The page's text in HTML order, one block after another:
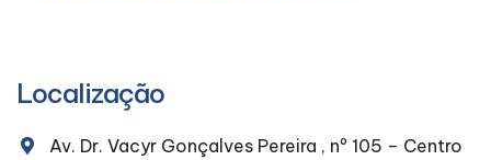
Localização
Av. Dr. Vacyr Gonçalves Pereira , nº 105 – Centro